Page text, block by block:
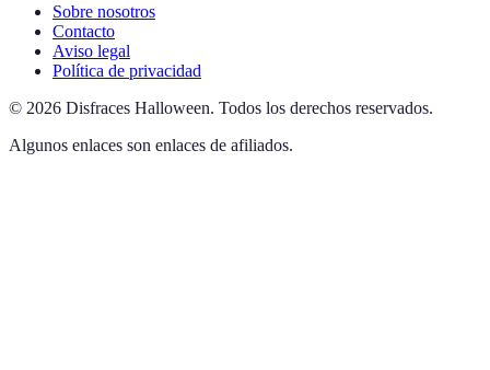
Sobre nosotros
Contacto
Aviso legal
Política de privacidad
© 2026 Disfraces Halloween. Todos los derechos reservados.
Algunos enlaces son enlaces de afiliados.